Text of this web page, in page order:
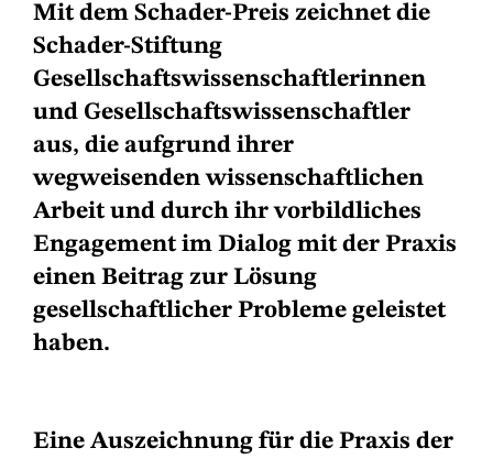
Mit dem Schader-Preis zeichnet die
Schader-Stiftung
Gesellschaftswissenschaftlerinnen
und Gesellschaftswissenschaftler
aus, die aufgrund ihrer
wegweisenden wissenschaftlichen
Arbeit und durch ihr vorbildliches
Engagement im Dialog mit der Praxis
einen Beitrag zur Lösung
gesellschaftlicher Probleme geleistet
haben.
Eine Auszeichnung für die Praxis der